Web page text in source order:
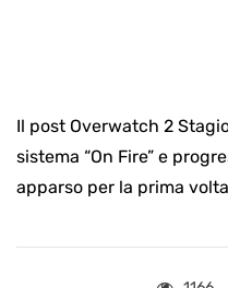
Il post Overwatch 2
sistema “On Fire” e
apparso per la prima